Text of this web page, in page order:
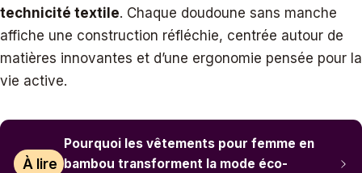
technicité textile. Chaque doudoune sans manche
affiche une construction réfléchie, centrée autour de
matières innovantes et d’une ergonomie pensée pour la
vie active.
À lire
Pourquoi les vêtements pour femme en
bambou transforment la mode éco-